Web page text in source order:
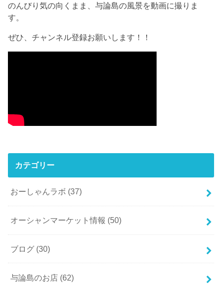
のんびり気の向くまま、与論島の風景を動画に撮りま
す。
ぜひ、チャンネル登録お願いします！！
カテゴリー
おーしゃんラボ (37)
オーシャンマーケット情報 (50)
ブログ (30)
与論島のお店 (62)